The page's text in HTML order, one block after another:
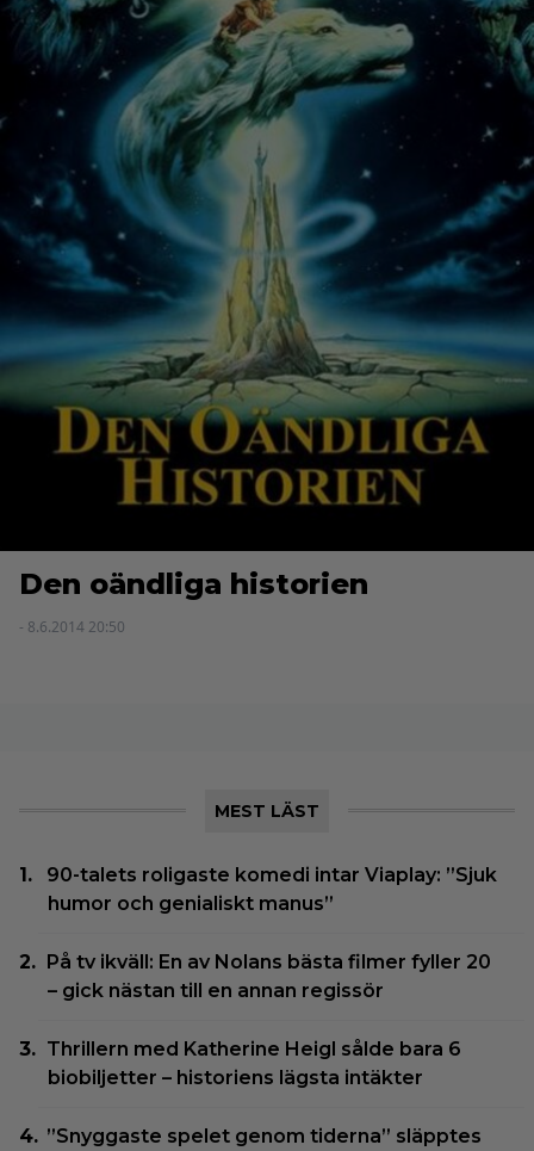
Den oändliga historien
- 8.6.2014 20:50
MEST LÄST
90-talets roligaste komedi intar Viaplay: ”Sjuk
humor och genialiskt manus”
På tv ikväll: En av Nolans bästa filmer fyller 20
– gick nästan till en annan regissör
Thrillern med Katherine Heigl sålde bara 6
biobiljetter – historiens lägsta intäkter
”Snyggaste spelet genom tiderna” släpptes